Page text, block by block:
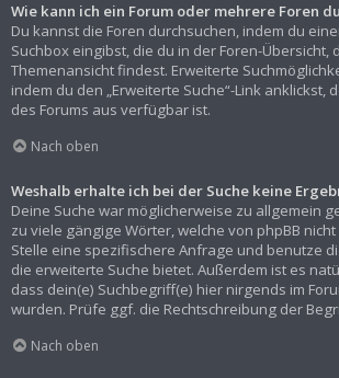
Wie kann ich ein Forum oder mehrere Foren
Du kannst die Foren durchsuchen, indem du
Suchbox eingibst, die du in der Foren-Übersicht,
Themenansicht findest. Erweiterte
indem du den „Erweiterte Suche“-Link anklickst,
des Forums aus verfügbar ist.
Nach oben
Weshalb erhalte ich bei der Suche keine
Deine Suche war möglicherweise zu allgemein
zu viele gängige Wörter, welche von phpBB
Stelle eine spezifischere Anfrage und benutze
die erweiterte Suche bietet. Außerdem ist es
dass dein(e) Suchbegriff(e) hier nirgends im
wurden. Prüfe ggf. die Rechtschreibung der
Nach oben